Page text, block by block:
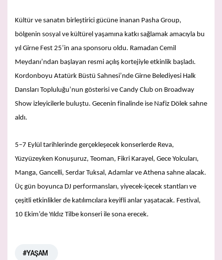
Kültür ve sanatın birleştirici gücüne inanan Pasha Group,
bölgenin sosyal ve kültürel yaşamına katkı sağlamak amacıyla bu
yıl Girne Fest 25’in ana sponsoru oldu. Ramadan Cemil
Meydanı’ndan başlayan resmi açılış kortejiyle etkinlik başladı.
Kordonboyu Atatürk Büstü Sahnesi’nde Girne Belediyesi Halk
Dansları Topluluğu’nun gösterisi ve Candy Club on Broadway
Show izleyicilerle buluştu. Gecenin finalinde ise Nafiz Dölek sahne
aldı.
5–7 Eylül tarihlerinde gerçekleşecek konserlerde Reva,
Yüzyüzeyken Konuşuruz, Teoman, Fikri Karayel, Gece Yolcuları,
Manga, Gancelli, Serdar Tuksal, Adamlar ve Athena sahne alacak.
Üç gün boyunca DJ performansları, yiyecek-içecek stantları ve
çeşitli etkinlikler de katılımcılara keyifli anlar yaşatacak. Festival,
10 Ekim’de Yıldız Tilbe konseri ile sona erecek.
#YAŞAM